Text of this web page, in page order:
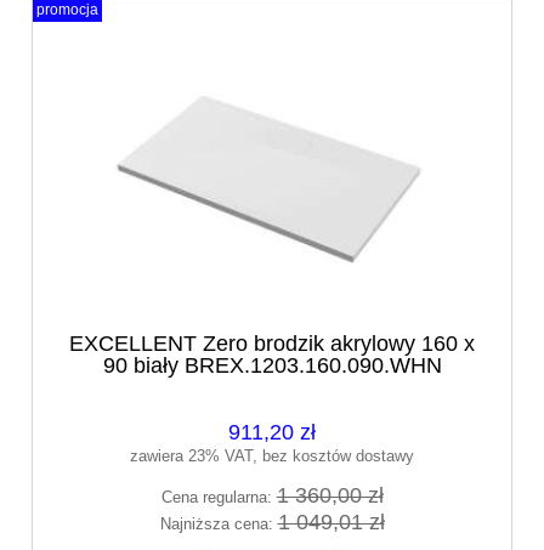
EXCELLENT Zero brodzik akrylowy 160 x
90 biały BREX.1203.160.090.WHN
911,20 zł
zawiera 23% VAT, bez kosztów dostawy
Cena regularna:1 360,00 zł
Najniższa cena:1 049,01 zł
promocja